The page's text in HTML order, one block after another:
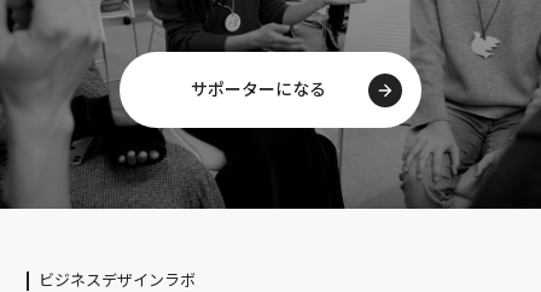
サポーターになる
ビジネスデザインラボ